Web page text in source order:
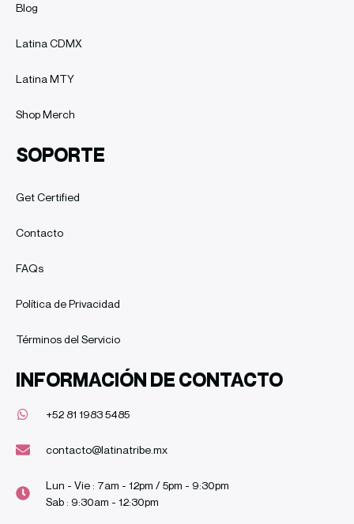
Blog
Latina CDMX
Latina MTY
Shop Merch
SOPORTE
Get Certified
Contacto
FAQs
Política de Privacidad
Términos del Servicio
INFORMACIÓN DE CONTACTO
+52 81 1983 5485
contacto@latinatribe.mx
Lun - Vie : 7am - 12pm / 5pm - 9:30pm
Sab : 9:30am - 12:30pm